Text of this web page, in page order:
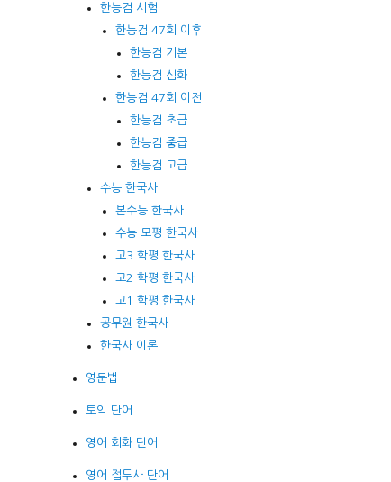
한능검 시험
한능검 47회 이후
한능검 기본
한능검 심화
한능검 47회 이전
한능검 초급
한능검 중급
한능검 고급
수능 한국사
본수능 한국사
수능 모평 한국사
고3 학평 한국사
고2 학평 한국사
고1 학평 한국사
공무원 한국사
한국사 이론
영문법
토익 단어
영어 회화 단어
영어 접두사 단어